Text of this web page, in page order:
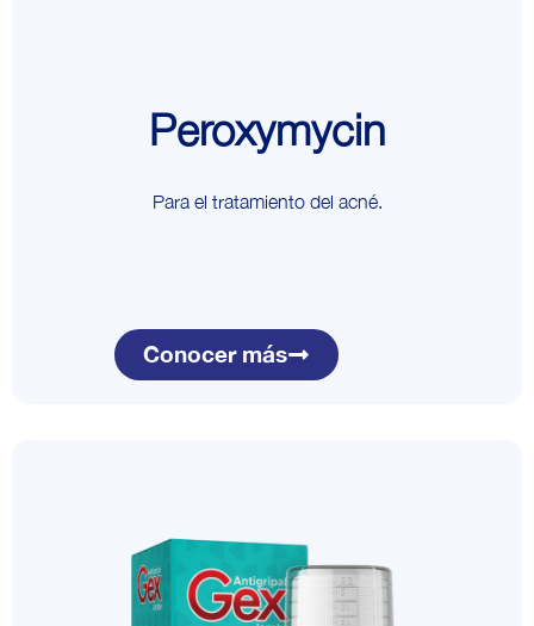
Peroxymycin
Para el tratamiento del acné.
Conocer más